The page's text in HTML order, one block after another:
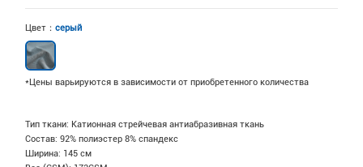
Цвет：серый
*Цены варьируются в зависимости от приобретенного количества
Тип ткани: Катионная стрейчевая антиабразивная ткань
Состав: 92% полиэстер 8% спандекс
Ширина: 145 см